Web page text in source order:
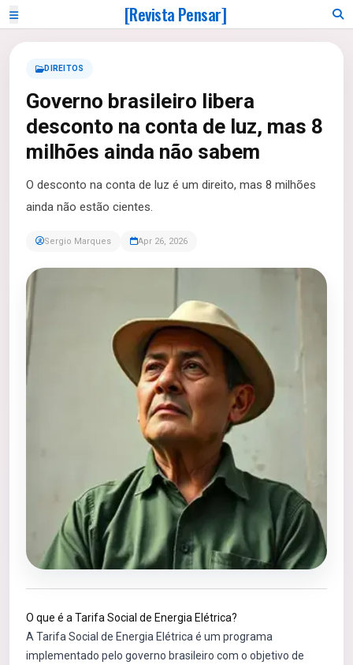
[Revista Pensar]
DIREITOS
Governo brasileiro libera
desconto na conta de luz, mas 8
milhões ainda não sabem
O desconto na conta de luz é um direito, mas 8 milhões
ainda não estão cientes.
Sergio Marques Apr 26, 2026
O que é a Tarifa Social de Energia Elétrica?
A Tarifa Social de Energia Elétrica é um programa
implementado pelo governo brasileiro com o objetivo de